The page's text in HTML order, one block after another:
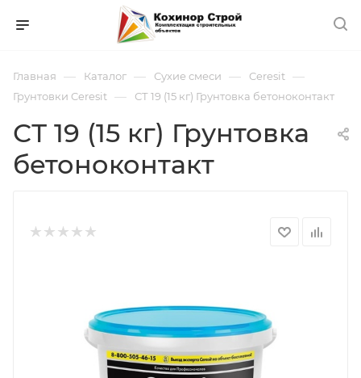
Главная — Каталог — Сухие смеси — Ceresit —
Грунтовки Ceresit — СТ 19 (15 кг) Грунтовка бетоноконтакт
СТ 19 (15 кг) Грунтовка
бетоноконтакт